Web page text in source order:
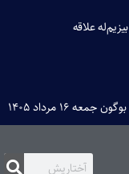
بیزیم‌له علاقه
بوگون جمعه ۱۶ مرداد ۱۴۰۵